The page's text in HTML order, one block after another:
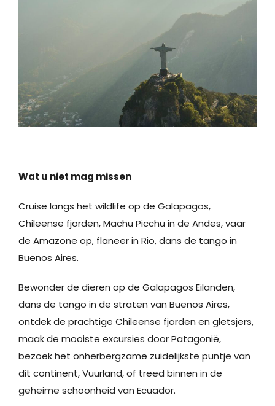
Wat u niet mag missen
Cruise langs het wildlife op de Galapagos,
Chileense fjorden, Machu Picchu in de Andes, vaar
de Amazone op, flaneer in Rio, dans de tango in
Buenos Aires.
Bewonder de dieren op de Galapagos Eilanden,
dans de tango in de straten van Buenos Aires,
ontdek de prachtige Chileense fjorden en gletsjers,
maak de mooiste excursies door Patagonië,
bezoek het onherbergzame zuidelijkste puntje van
dit continent, Vuurland, of treed binnen in de
geheime schoonheid van Ecuador.